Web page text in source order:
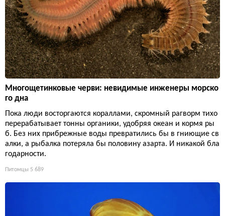
Многощетинковые черви: невидимые инженеры морско
го дна
Пока люди восторгаются кораллами, скромный рагворм тихо
перерабатывает тонны органики, удобряя океан и кормя ры
б. Без них прибрежные воды превратились бы в гниющие св
алки, а рыбалка потеряла бы половину азарта. И никакой бла
годарности.
Питомцы 5 689